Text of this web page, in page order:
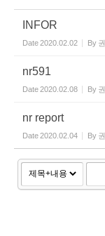
INFOR
Date2020.02.02 By
nr591
Date2020.02.08 By
nr report
Date2020.02.04 By